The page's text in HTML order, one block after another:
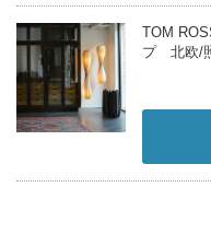
TOM
プ 北欧/